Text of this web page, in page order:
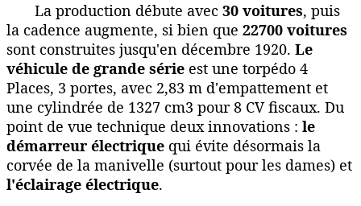
La production débute avec 30 voitures, puis
la cadence augmente, si bien que 22700 voitures
sont construites jusqu'en décembre 1920. Le
véhicule de grande série est une torpédo 4
Places, 3 portes, avec 2,83 m d'empattement et
une cylindrée de 1327 cm3 pour 8 CV fiscaux. Du
point de vue technique deux innovations : le
démarreur électrique qui évite désormais la
corvée de la manivelle (surtout pour les dames) et
l'éclairage électrique.